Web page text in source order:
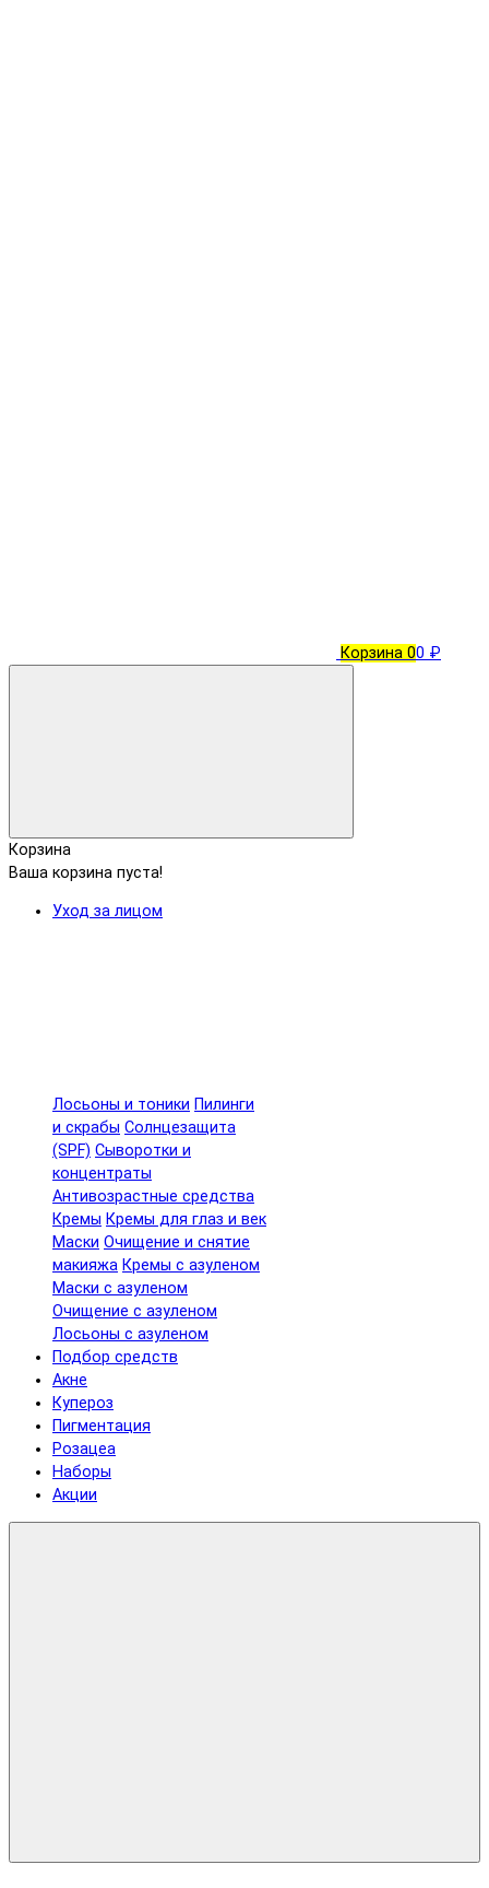
Корзина 00 ₽
Корзина
Ваша корзина пуста!
Уход за лицом
Лосьоны и тоники Пилинги
и скрабы Солнцезащита
(SPF) Сыворотки и
концентраты
Антивозрастные средства
Кремы Кремы для глаз и век
Маски Очищение и снятие
макияжа Кремы с азуленом
Маски с азуленом
Очищение с азуленом
Лосьоны с азуленом
Подбор средств
Акне
Купероз
Пигментация
Розацеа
Наборы
Акции